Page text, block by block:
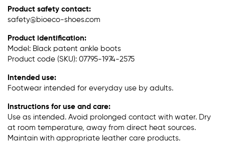
Product safety contact:
safety@bioeco-shoes.com
Product identification:
Model: Black patent ankle boots
Product code (SKU): 07795-1974-2575
Intended use:
Footwear intended for everyday use by adults.
Instructions for use and care:
Use as intended. Avoid prolonged contact with water. Dry
at room temperature, away from direct heat sources.
Maintain with appropriate leather care products.